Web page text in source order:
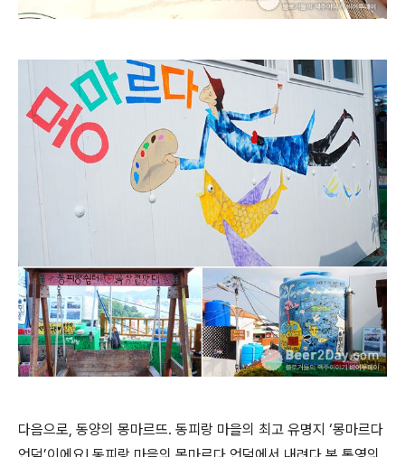
다음으로, 동양의 몽마르뜨. 동피랑 마을의 최고 유명지 ‘몽마르다